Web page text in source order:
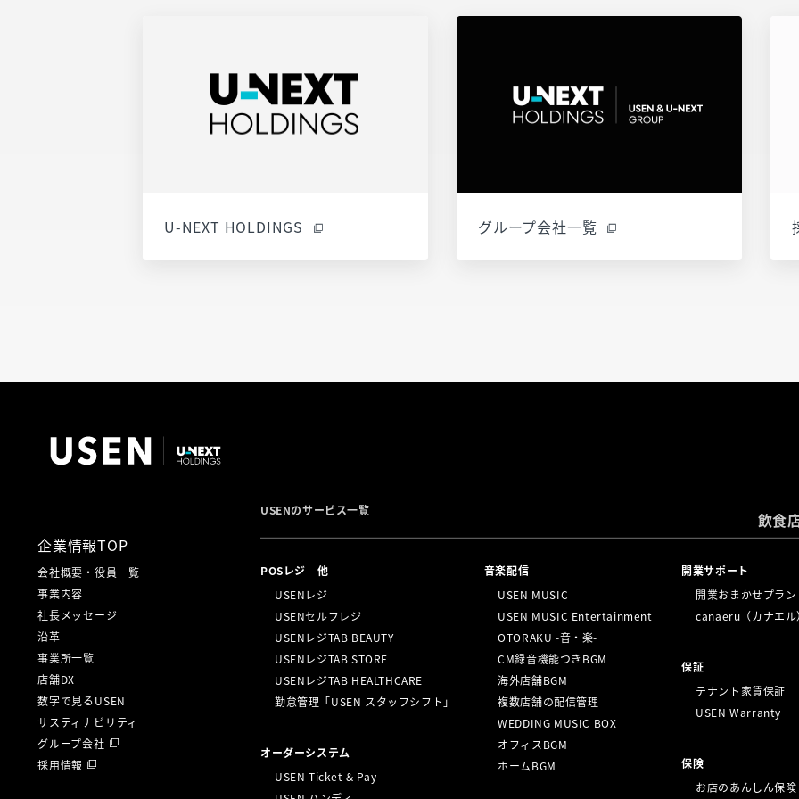
U-NEXT HOLDINGS グループ会社一覧
飲食
企業情報TOP
会社概要・役員一覧
事業内容
社長メッセージ
沿革
事業所一覧
店舗DX
数字で見るUSEN
サスティナビリティ
グループ会社
採用情報
USENのサービス一覧
POSレジ 他
USENレジ
USENセルフレジ
USENレジTAB BEAUTY
USENレジTAB STORE
USENレジTAB HEALTHCARE
勤怠管理「USEN スタッフシフト」
オーダーシステム
USEN Ticket & Pay
⁩音楽配信
USEN MUSIC
USEN MUSIC Entertainment
OTORAKU -音・楽-
CM録音機能つきBGM
海外店舗BGM
複数店舗の配信管理
WEDDING MUSIC BOX
オフィスBGM
ホームBGM
開業サポート
開業おまかせプラン
canaeru（カナエル
保証
テナント家賃保証
USEN Warranty
保険
お店のあんしん保険